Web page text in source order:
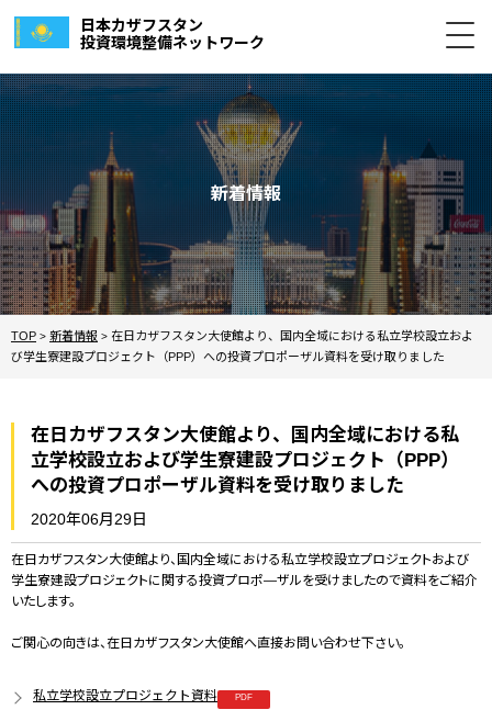
日本カザフスタン
投資環境整備ネットワーク
新着情報
TOP > 新着情報 > 在日カザフスタン大使館より、国内全域における私立学校設立およ
び学生寮建設プロジェクト（PPP）への投資プロポーザル資料を受け取りました
在日カザフスタン大使館より、国内全域における私
立学校設立および学生寮建設プロジェクト（PPP）
への投資プロポーザル資料を受け取りました
2020年06月29日
在日カザフスタン大使館より、国内全域における私立学校設立プロジェクトおよび
学生寮建設プロジェクトに関する投資プロポ―ザルを受けましたので資料をご紹介
いたします。
ご関心の向きは、在日カザフスタン大使館へ直接お問い合わせ下さい。
私立学校設立プロジェクト資料